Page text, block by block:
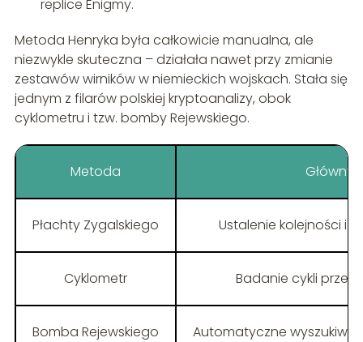
replice Enigmy.
Metoda Henryka była całkowicie manualna, ale
niezwykle skuteczna – działała nawet przy zmianie
zestawów wirników w niemieckich wojskach. Stała się
jednym z filarów polskiej kryptoanalizy, obok
cyklometru i tzw. bomby Rejewskiego.
Metoda Główny
Płachty Zygalskiego Ustalenie kolejności i
Cyklometr Badanie cykli
Bomba Rejewskiego Automatyczne